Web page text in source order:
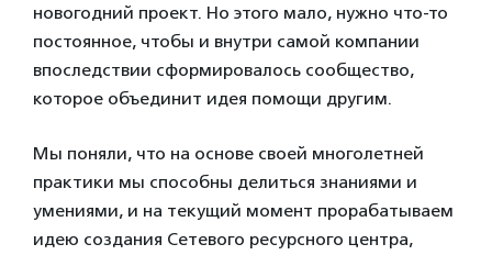
новогодний проект. Но этого мало, нужно что-то
постоянное, чтобы и внутри самой компании
впоследствии сформировалось сообщество,
которое объединит идея помощи другим.
Мы поняли, что на основе своей многолетней
практики мы способны делиться знаниями и
умениями, и на текущий момент прорабатываем
идею создания Сетевого ресурсного центра,